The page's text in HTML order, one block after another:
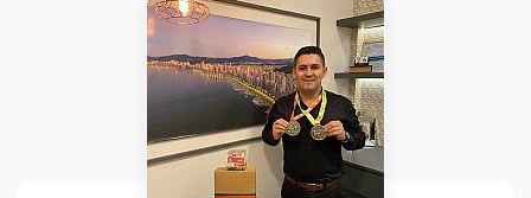
Acabamento em Gesso
Sacada com Churrasqueira
Sala para 2 Ambientes